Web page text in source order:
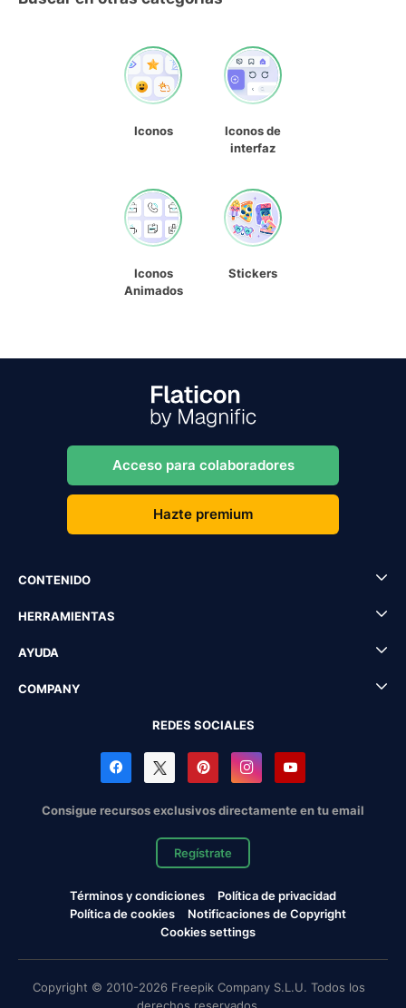
Iconos
Iconos de
interfaz
Iconos
Animados
Stickers
Acceso para colaboradores
Hazte premium
CONTENIDO
HERRAMIENTAS
AYUDA
COMPANY
REDES SOCIALES
Consigue recursos exclusivos directamente en tu email
Regístrate
Términos y condiciones
Política de privacidad
Política de cookies
Notificaciones de Copyright
Cookies settings
Copyright © 2010-2026 Freepik Company S.L.U. Todos los